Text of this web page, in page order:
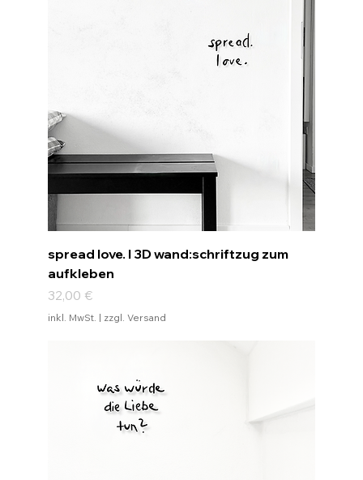
spread love. I 3D wand:schriftzug zum
aufkleben
Preis
32,00 €
inkl. MwSt. | zzgl. Versand